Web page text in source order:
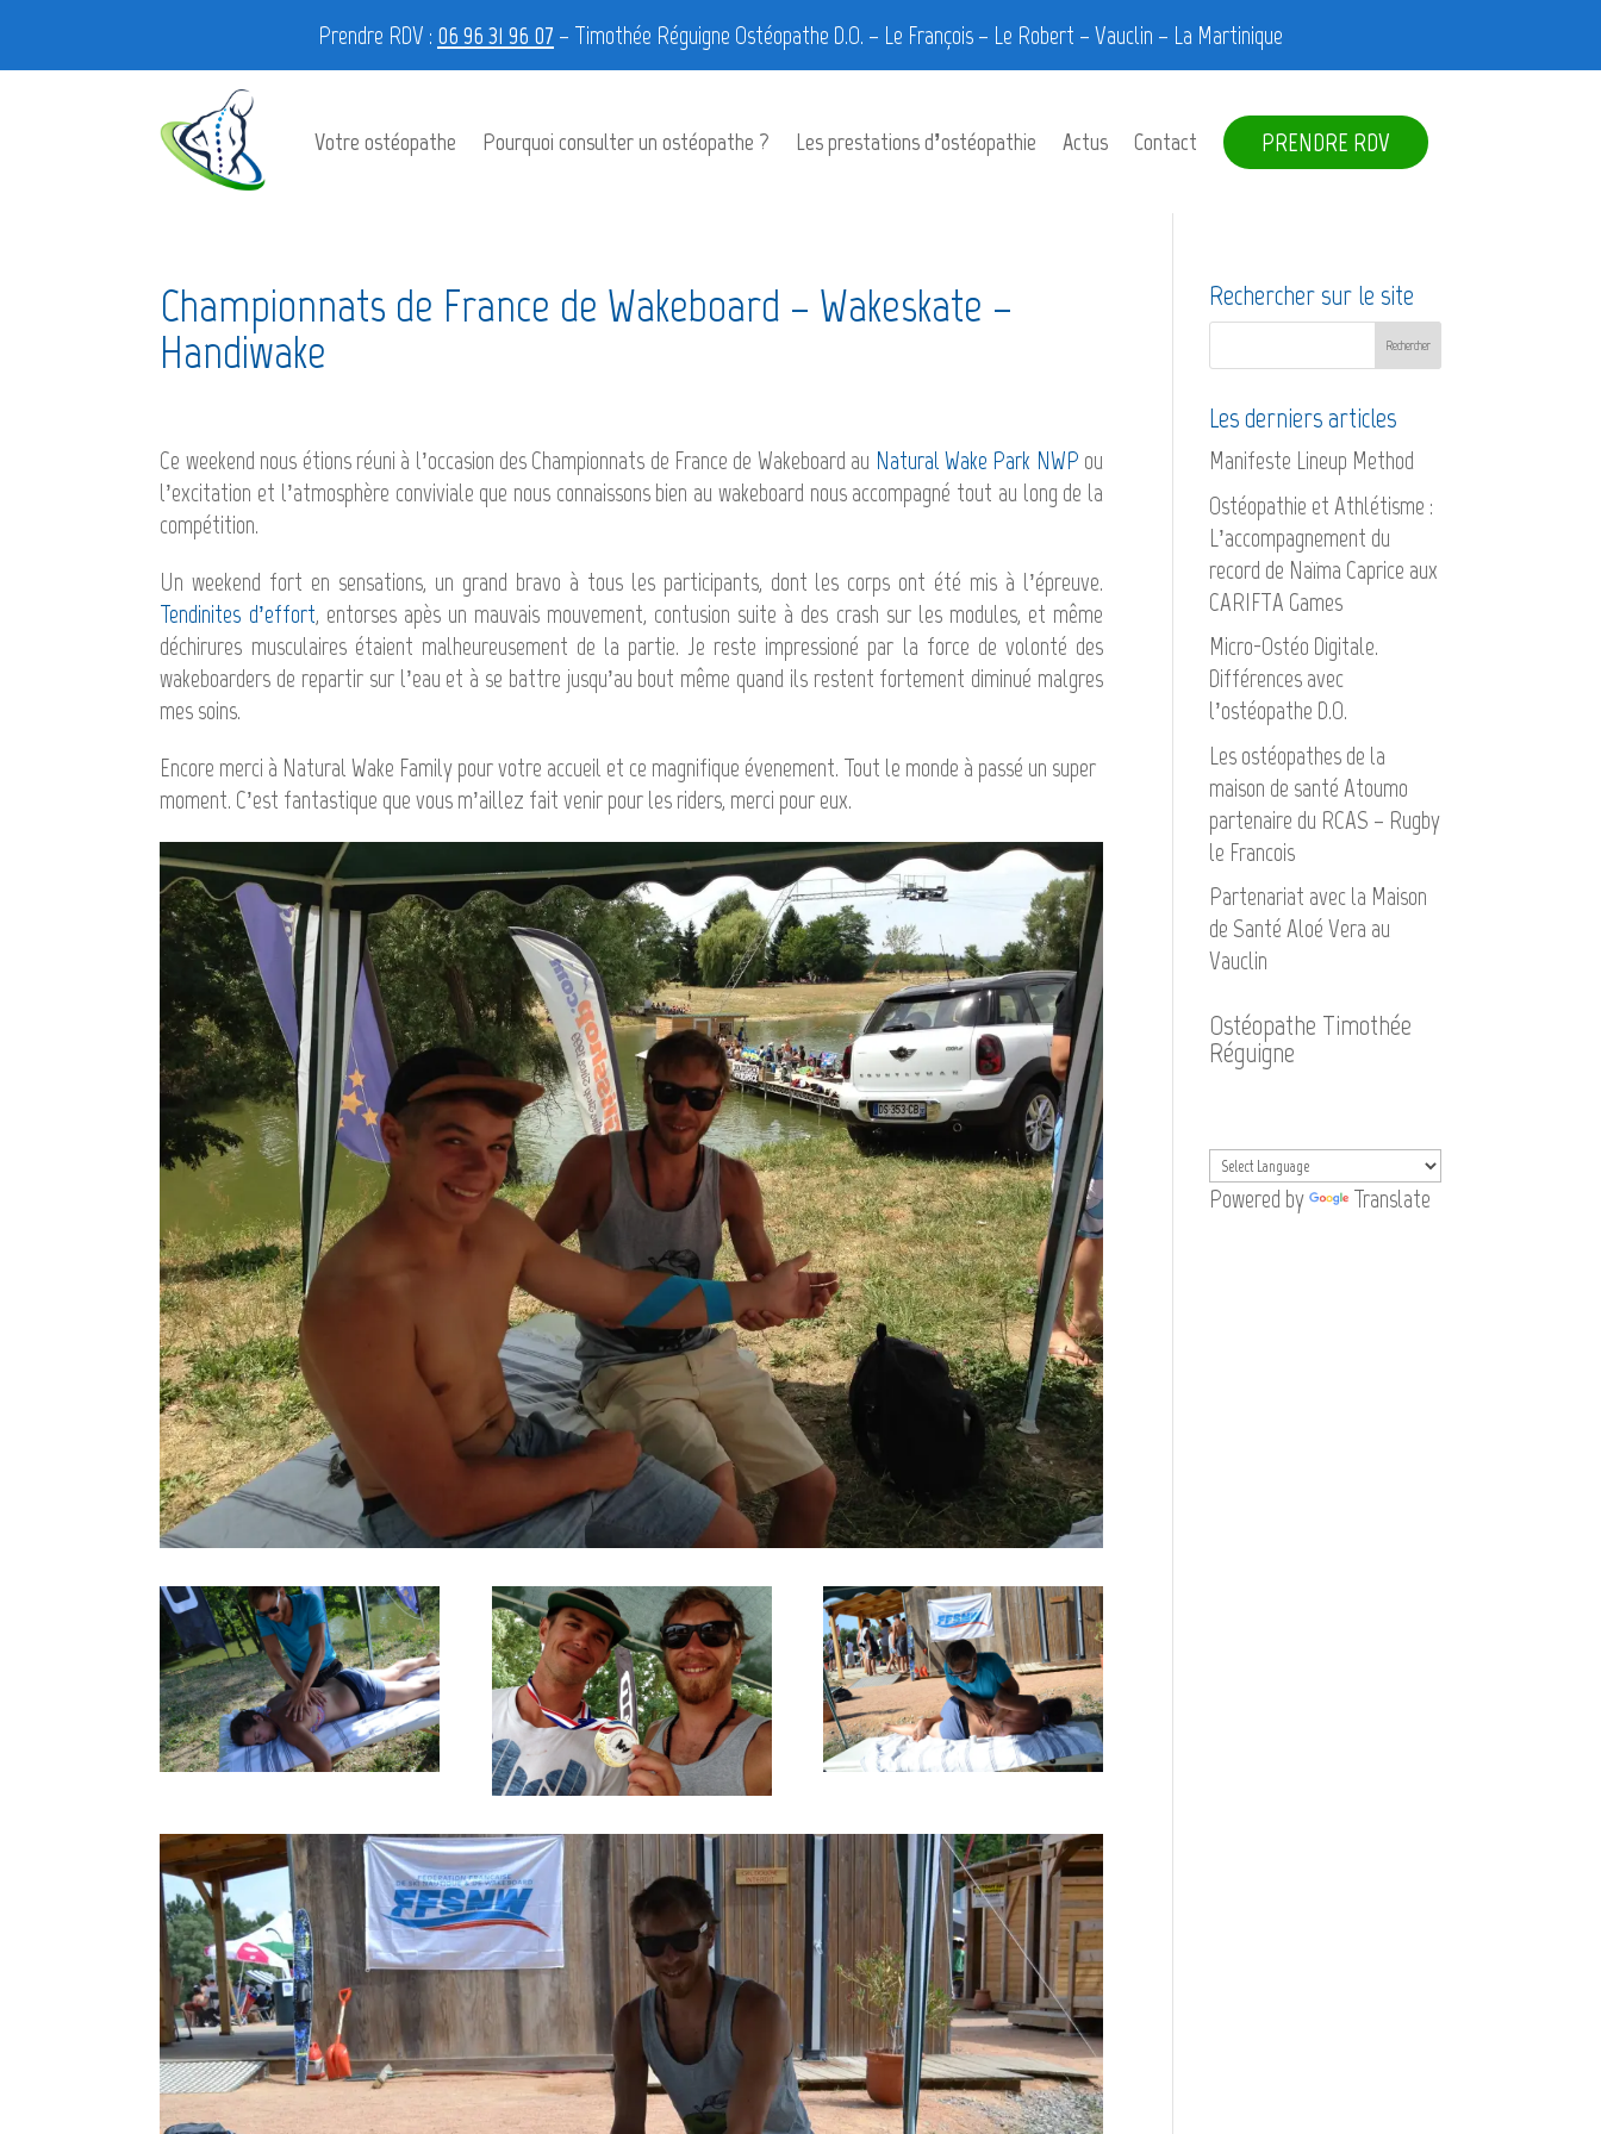
Prendre RDV : 06 96 31 96 07 – Timothée Réguigne Ostéopathe D.O. – Le François – Le Robert – Vauclin – La Martinique
Votre ostéopathe Pourquoi consulter un ostéopathe ? Les prestations d’ostéopathie Actus Contact PRENDRE RDV
Championnats de France de Wakeboard – Wakeskate –
Handiwake
Ce weekend nous étions réuni à l’occasion des Championnats de France de Wakeboard au Natural Wake Park NWP ou
l’excitation et l’atmosphère conviviale que nous connaissons bien au wakeboard nous accompagné tout au long de la
compétition.
Un weekend fort en sensations, un grand bravo à tous les participants, dont les corps ont été mis à l’épreuve.
Tendinites d’effort, entorses apès un mauvais mouvement, contusion suite à des crash sur les modules, et même
déchirures musculaires étaient malheureusement de la partie. Je reste impressioné par la force de volonté des
wakeboarders de repartir sur l’eau et à se battre jusqu’au bout même quand ils restent fortement diminué malgres
mes soins.
Encore merci à Natural Wake Family pour votre accueil et ce magnifique évenement. Tout le monde à passé un super
moment. C’est fantastique que vous m’aillez fait venir pour les riders, merci pour eux.
Rechercher sur le site
Les derniers articles
Manifeste Lineup Method
Ostéopathie et Athlétisme :
L’accompagnement du
record de Naïma Caprice aux
CARIFTA Games
Micro-Ostéo Digitale.
Différences avec
l’ostéopathe D.O.
Les ostéopathes de la
maison de santé Atoumo
partenaire du RCAS – Rugby
le Francois
Partenariat avec la Maison
de Santé Aloé Vera au
Vauclin
Ostéopathe Timothée
Réguigne
Powered by Translate